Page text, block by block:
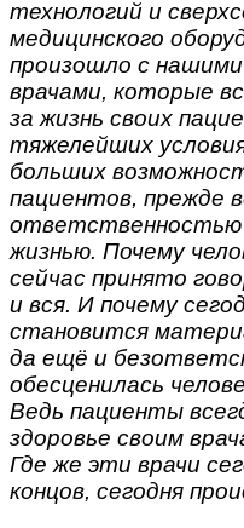
технологий и
медицинского
произошло с
врачами, которые
за жизнь своих
тяжелейших
больших
пациентов, прежде
ответственностью
жизнью. Почему
сейчас принято
и вся. И почему
становится
да ещё и
обесценилась
Ведь пациенты
здоровье своим
Где же эти врачи
концов, сегодня